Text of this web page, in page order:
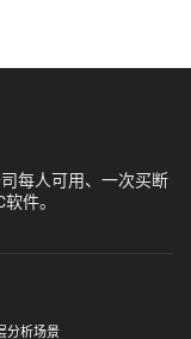
每人可用、一次买断
件。
分析场景